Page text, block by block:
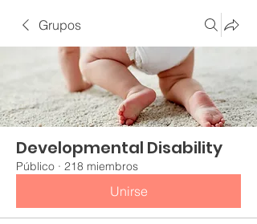
Grupos
Developmental Disability
Público · 218 miembros
Unirse